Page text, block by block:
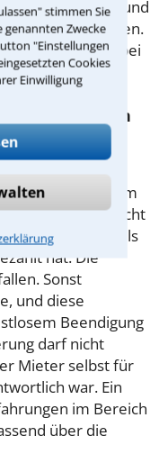
stimmen Sie
Zwecke
"Einstellungen
Cookies
Einwilligung
nicht darum und
losgehen.
in Dresden hilft, bei
machen, wenn
die Miete
unverzüglich dem
ist meist nicht
des Mangels
hat. Die
Sonst
und diese
Beendigung
darf nicht
Mieter selbst für
war. Ein
im Bereich
über die